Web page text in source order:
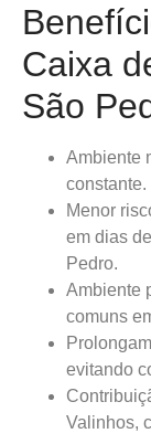
Caixa
São
Ambiente
constante.
Menor
em dias
Pedro.
Ambiente
comuns
evitando
Valinhos,